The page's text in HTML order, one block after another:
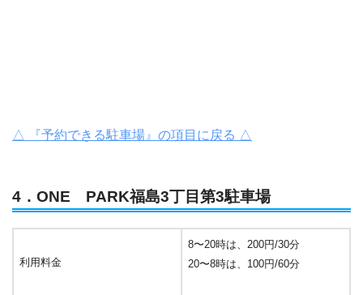
△ 『予約できる駐車場』の項目に戻る △
4．ONE PARK福島3丁目第3駐車場
利用料金
8〜20時は、200円/30分
20〜8時は、100円/60分